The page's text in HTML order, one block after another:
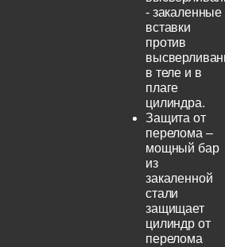
- закаленные
вставки
против
в теле и в
плаге
цилиндра.
Защита от
перелома –
мощный бар
из
закаленной
стали
защищает
цилиндр от
перелома